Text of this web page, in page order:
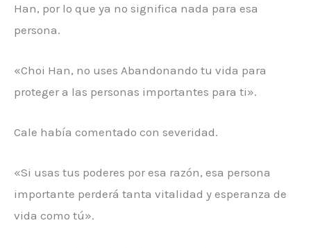
Han, por lo que ya no significa nada para esa
persona.
«Choi Han, no uses Abandonando tu vida para
proteger a las personas importantes para ti».
Cale había comentado con severidad.
«Si usas tus poderes por esa razón, esa persona
importante perderá tanta vitalidad y esperanza de
vida como tú».